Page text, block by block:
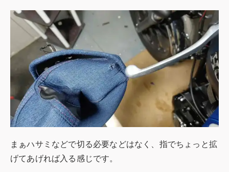
まぁハサミなどで切る必要などはなく、指でちょっと拡
げてあげれば入る感じです。